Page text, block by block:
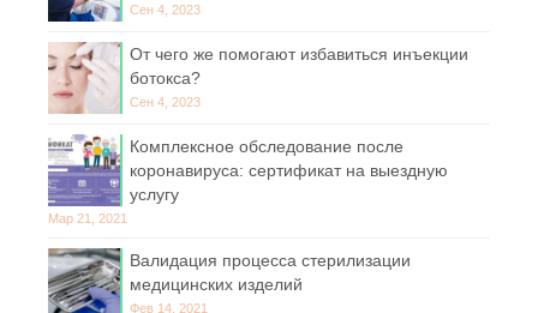
Сен 4, 2023
От чего же помогают избавиться инъекции
ботокса?
Сен 4, 2023
Комплексное обследование после
коронавируса: сертификат на выездную
услугу
Мар 21, 2021
Валидация процесса стерилизации
медицинских изделий
Фев 14, 2021